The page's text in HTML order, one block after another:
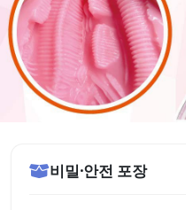
비밀·안전 포장